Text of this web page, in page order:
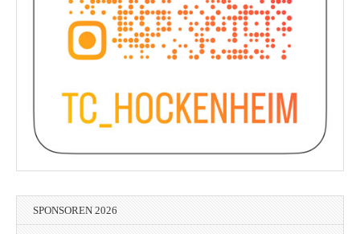
SPONSOREN 2026